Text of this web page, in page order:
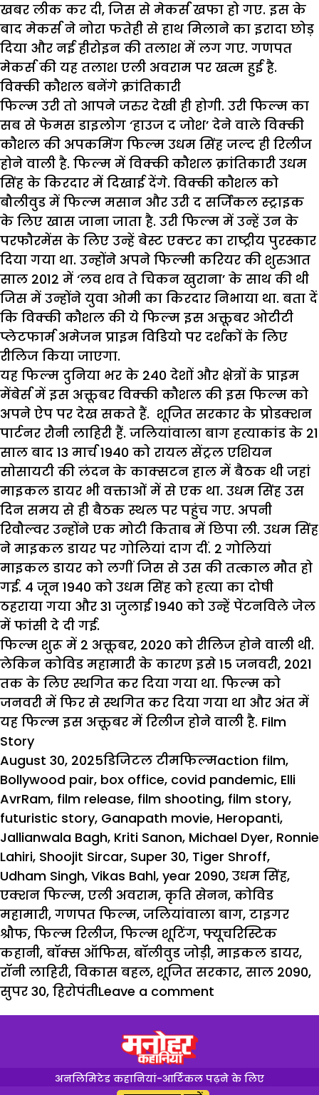
खबर लीक कर दी, जिस से मेकर्स खफा हो गए. इस के
बाद मेकर्स ने नोरा फतेही से हाथ मिलाने का इरादा छोड़
दिया और नई हीरोइन की तलाश में लग गए. गणपत
मेकर्स की यह तलाश एली अवराम पर खत्म हुई है.
विक्की कौशल बनेंगे क्रांतिकारी
फिल्म उरी तो आपने जरुर देखी ही होगी. उरी फिल्म का
सब से फेमस डाइलोग ‘हाउज द जोश’ देने वाले विक्की
कौशल की अपकमिंग फिल्म उधम सिंह जल्द ही रिलीज
होने वाली है. फिल्म में विक्की कौशल क्रांतिकारी उधम
सिंह के किरदार में दिखाई देंगे. विक्की कौशल को
बौलीवुड में फिल्म मसान और उरी द सर्जिकल स्ट्राइक
के लिए खास जाना जाता है. उरी फिल्म में उन्हें उन के
परफौरमेंस के लिए उन्हें बेस्ट एक्टर का राष्ट्रीय पुरस्कार
दिया गया था. उन्होंने अपने फिल्मी करियर की शुरुआत
साल 2012 में ‘लव शव ते चिकन खुराना’ के साथ की थी
जिस में उन्होंने युवा ओमी का किरदार निभाया था. बता दें
कि विक्की कौशल की ये फिल्म इस अक्तूबर ओटीटी
प्लेटफार्म अमेजन प्राइम विडियो पर दर्शकों के लिए
रीलिज किया जाएगा.
यह फिल्म दुनिया भर के 240 देशों और क्षेत्रों के प्राइम
मेंबेर्स में इस अक्तूबर विक्की कौशल की इस फिल्म को
अपने ऐप पर देख सकते हैं. शूजित सरकार के प्रोडक्शन
पार्टनर रौनी लाहिरी हैं. जलियांवाला बाग हत्याकांड के 21
साल बाद 13 मार्च 1940 को रायल सेंट्रल एशियन
सोसायटी की लंदन के काक्सटन हाल में बैठक थी जहां
माइकल डायर भी वक्ताओं में से एक था. उधम सिंह उस
दिन समय से ही बैठक स्थल पर पहुंच गए. अपनी
रिवौल्वर उन्होंने एक मोटी किताब में छिपा ली. उधम सिंह
ने माइकल डायर पर गोलियां दाग दीं. 2 गोलियां
माइकल डायर को लगीं जिस से उस की तत्काल मौत हो
गई. 4 जून 1940 को उधम सिंह को हत्या का दोषी
ठहराया गया और 31 जुलाई 1940 को उन्हें पेंटनविले जेल
में फांसी दे दी गई.
फिल्म शुरू में 2 अक्तूबर, 2020 को रीलिज होने वाली थी.
लेकिन कोविड महामारी के कारण इसे 15 जनवरी, 2021
तक के लिए स्थगित कर दिया गया था. फिल्म को
जनवरी में फिर से स्थगित कर दिया गया था और अंत में
यह फिल्म इस अक्तूबर में रिलीज होने वाली है. Film
Story
Posted
on
August 30, 2025Author
डिजिटल टीमCategories
फिल्मTags
action film,
Bollywood pair, box office, covid pandemic, Elli
AvrRam, film release, film shooting, film story,
futuristic story, Ganapath movie, Heropanti,
Jallianwala Bagh, Kriti Sanon, Michael Dyer, Ronnie
Lahiri, Shoojit Sircar, Super 30, Tiger Shroff,
Udham Singh, Vikas Bahl, year 2090, उधम सिंह,
एक्शन फिल्म, एली अवराम, कृति सेनन, कोविड
महामारी, गणपत फिल्म, जलियांवाला बाग, टाइगर
श्रौफ, फिल्म रिलीज, फिल्म शूटिंग, फ्यूचरिस्टिक
कहानी, बॉक्स ऑफिस, बॉलीवुड जोड़ी, माइकल डायर,
रॉनी लाहिरी, विकास बहल, शूजित सरकार, साल 2090,
सुपर 30, हिरोपंतीLeave a comment
अनलिमिटेड कहानियां-आर्टिकल पढ़ने के लिए